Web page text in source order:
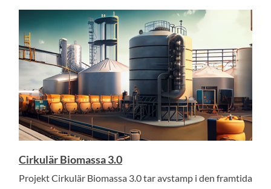
Cirkulär Biomassa 3.0
Projekt Cirkulär Biomassa 3.0 tar avstamp i den framtida